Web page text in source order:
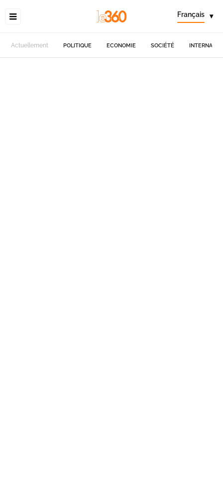
Français ▾
Actuellement POLITIQUE ECONOMIE SOCIÉTÉ